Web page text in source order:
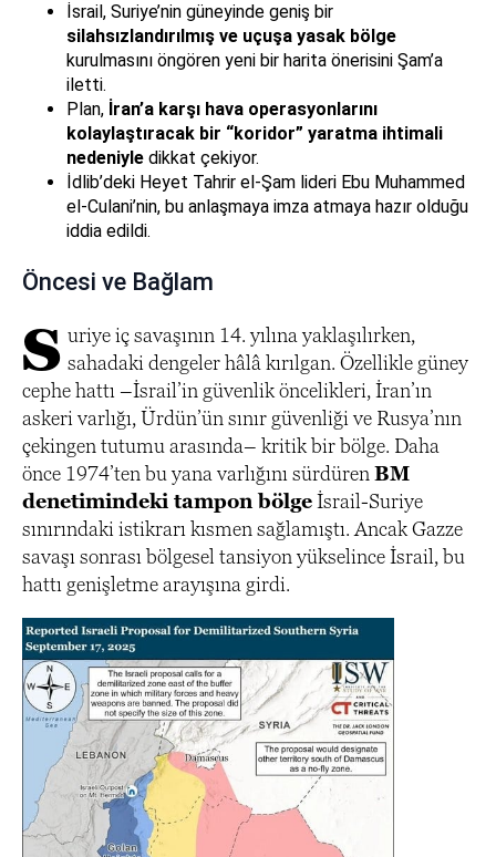
İsrail, Suriye’nin güneyinde geniş bir
silahsızlandırılmış ve uçuşa yasak bölge
kurulmasını öngören yeni bir harita önerisini Şam’a
iletti.
Plan, İran’a karşı hava operasyonlarını
kolaylaştıracak bir “koridor” yaratma ihtimali
nedeniyle dikkat çekiyor.
İdlib’deki Heyet Tahrir el-Şam lideri Ebu Muhammed
el-Culani’nin, bu anlaşmaya imza atmaya hazır olduğu
iddia edildi.
Öncesi ve Bağlam
S uriye iç savaşının 14. yılına yaklaşılırken,
sahadaki dengeler hâlâ kırılgan. Özellikle güney
cephe hattı –İsrail’in güvenlik öncelikleri, İran’ın
askeri varlığı, Ürdün’ün sınır güvenliği ve Rusya’nın
çekingen tutumu arasında– kritik bir bölge. Daha
önce 1974’ten bu yana varlığını sürdürenBM
denetimindeki tampon bölgeİsrail-Suriye
sınırındaki istikrarı kısmen sağlamıştı. Ancak Gazze
savaşı sonrası bölgesel tansiyon yükselince İsrail, bu
hattı genişletme arayışına girdi.